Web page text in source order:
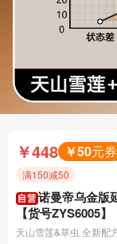
￥448 ￥50元券
满150减50
诺曼帝乌金版
【货号ZYS6005】
天山雪莲&草虫 全新配